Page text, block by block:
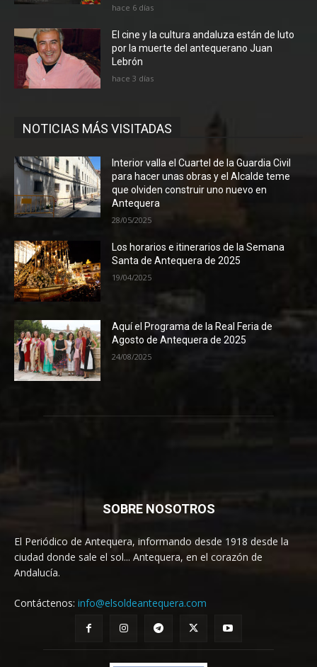
hace 6 días
El cine y la cultura andaluza están de luto
por la muerte del antequerano Juan
Lebrón
hace 3 días
NOTICIAS MÁS VISITADAS
Interior valla el Cuartel de la Guardia Civil
para hacer unas obras y el Alcalde teme
que olviden construir uno nuevo en
Antequera
28/05/2025
Los horarios e itinerarios de la Semana
Santa de Antequera de 2025
19/04/2025
Aquí el Programa de la Real Feria de
Agosto de Antequera de 2025
24/08/2025
SOBRE NOSOTROS
El Periódico de Antequera, informando desde 1918 desde la
ciudad donde sale el sol... Antequera, en el corazón de
Andalucía.
Contáctenos: info@elsoldeantequera.com